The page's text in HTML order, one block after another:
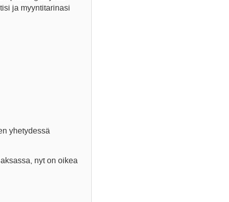
ja myyntitarinasi
yhetydessä
nyt on oikea